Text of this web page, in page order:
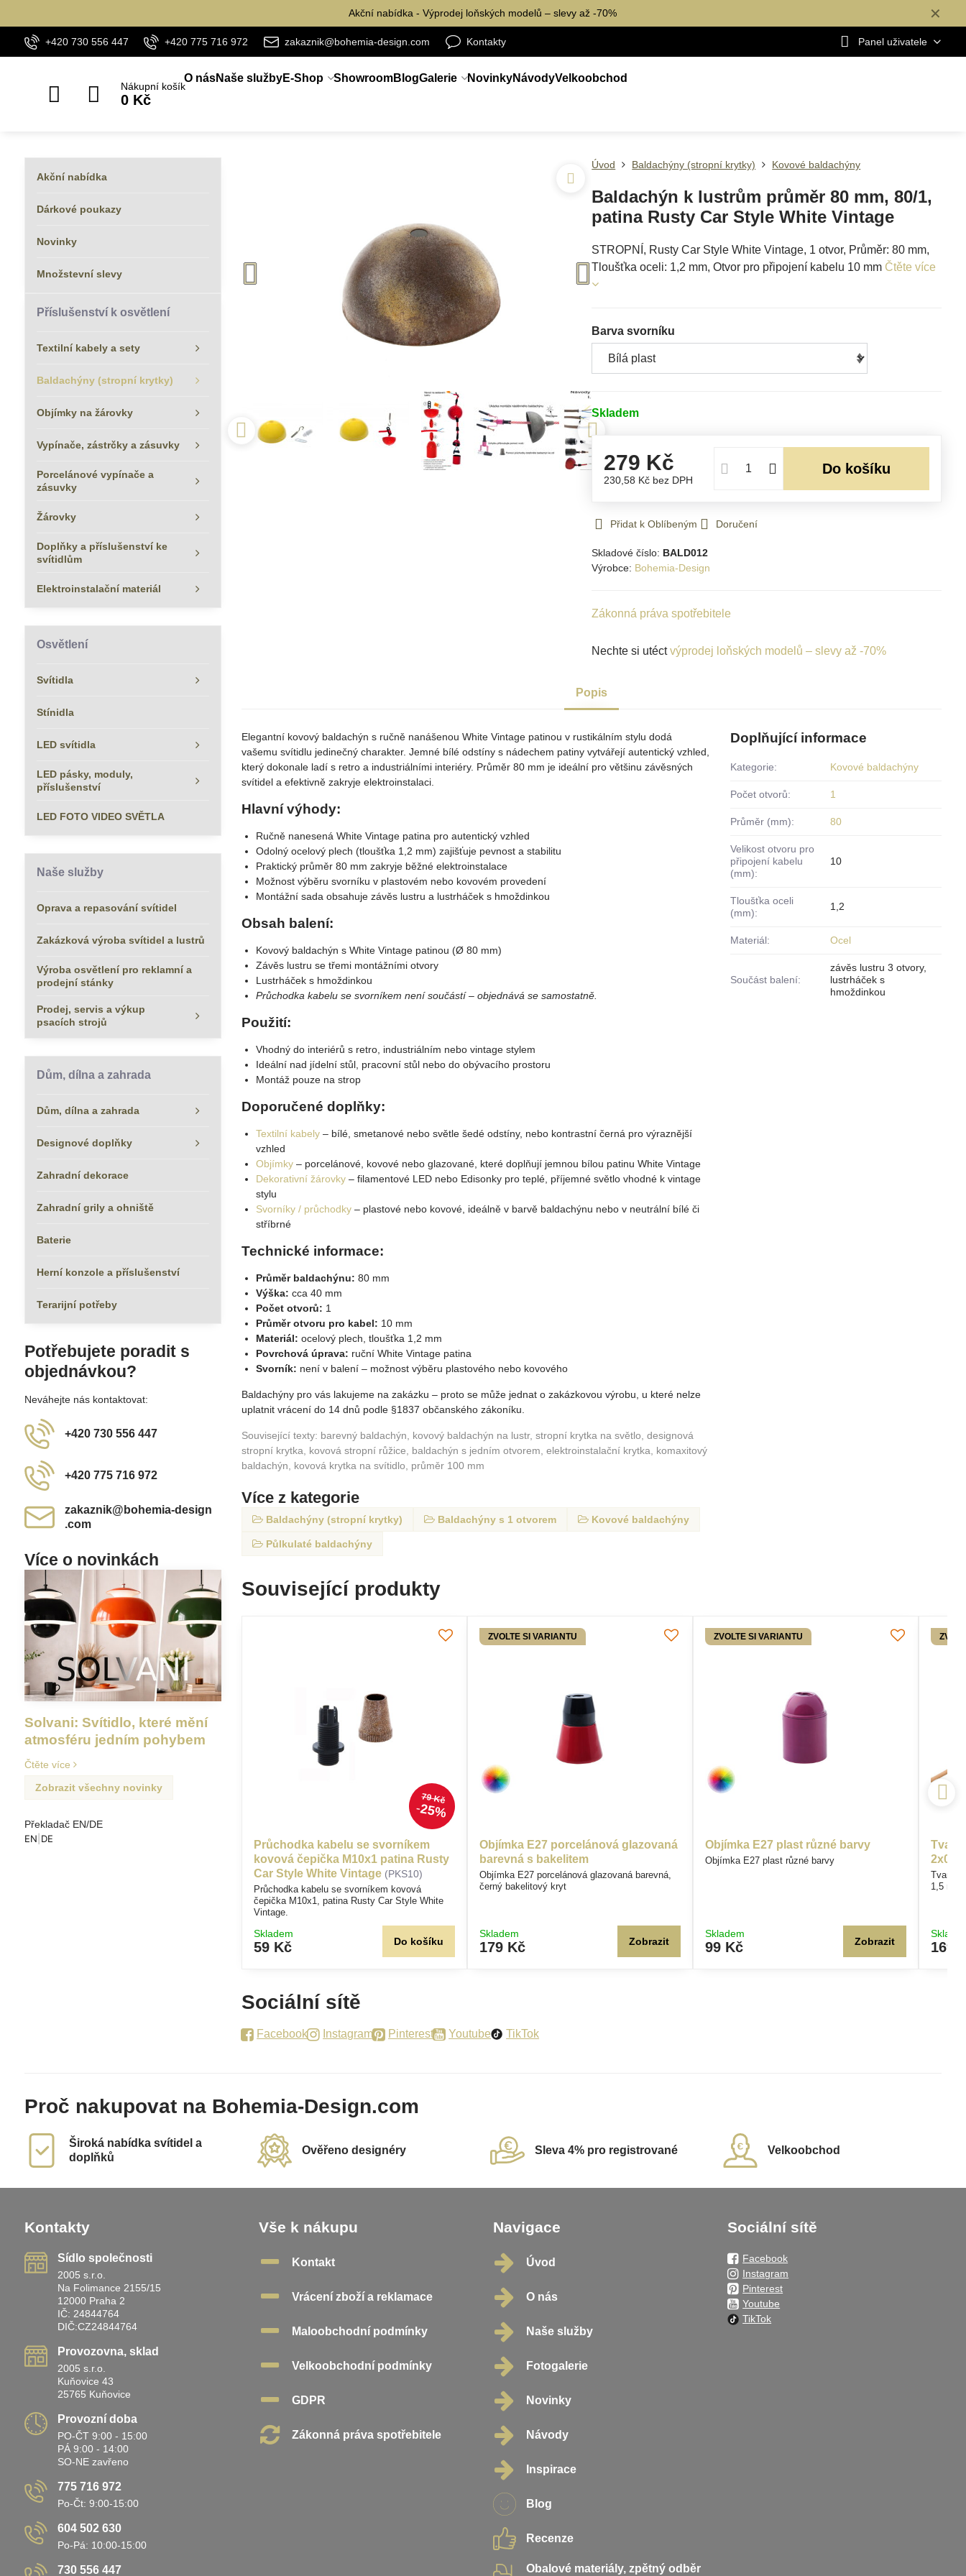
✕
Akční nabídka - Výprodej loňských modelů – slevy až -70%
+420 730 556 447 +420 775 716 972 zakaznik@bohemia-design.com Kontakty Panel uživatele
Nákupní košík
0 Kč
O násNaše službyE-Shop ShowroomBlogGalerie NovinkyNávodyVelkoobchod
Úvod Baldachýny (stropní krytky) Kovové baldachýny
Baldachýn k lustrům průměr 80 mm, 80/1,
patina Rusty Car Style White Vintage
STROPNÍ, Rusty Car Style White Vintage, 1 otvor, Průměr: 80 mm,
Tloušťka oceli: 1,2 mm, Otvor pro připojení kabelu 10 mm Čtěte více
Barva svorníku
Skladem
279 Kč
230,58 Kč bez DPH
Do košíku
Přidat k Oblíbeným Doručení
Skladové číslo: BALD012
Výrobce: Bohemia-Design
Zákonná práva spotřebitele
Nechte si utéctvýprodej loňských modelů – slevy až -70%
Popis
Elegantní kovový baldachýn s ručně nanášenou White Vintage patinou v rustikálním stylu dodá
vašemu svítidlu jedinečný charakter. Jemné bílé odstíny s nádechem patiny vytvářejí autentický vzhled,
který dokonale ladí s retro a industriálními interiéry. Průměr 80 mm je ideální pro většinu závěsných
svítidel a efektivně zakryje elektroinstalaci.
Hlavní výhody:
Ručně nanesená White Vintage patina pro autentický vzhled
Odolný ocelový plech (tloušťka 1,2 mm) zajišťuje pevnost a stabilitu
Praktický průměr 80 mm zakryje běžné elektroinstalace
Možnost výběru svorníku v plastovém nebo kovovém provedení
Montážní sada obsahuje závěs lustru a lustrháček s hmoždinkou
Obsah balení:
Kovový baldachýn s White Vintage patinou (Ø 80 mm)
Závěs lustru se třemi montážními otvory
Lustrháček s hmoždinkou
Průchodka kabelu se svorníkem není součástí – objednává se samostatně.
Použití:
Vhodný do interiérů s retro, industriálním nebo vintage stylem
Ideální nad jídelní stůl, pracovní stůl nebo do obývacího prostoru
Montáž pouze na strop
Doporučené doplňky:
Textilní kabely – bílé, smetanové nebo světle šedé odstíny, nebo kontrastní černá pro výraznější
vzhled
Objímky – porcelánové, kovové nebo glazované, které doplňují jemnou bílou patinu White Vintage
Dekorativní žárovky – filamentové LED nebo Edisonky pro teplé, příjemné světlo vhodné k vintage
stylu
Svorníky / průchodky – plastové nebo kovové, ideálně v barvě baldachýnu nebo v neutrální bílé či
stříbrné
Technické informace:
Průměr baldachýnu: 80 mm
Výška: cca 40 mm
Počet otvorů: 1
Průměr otvoru pro kabel: 10 mm
Materiál: ocelový plech, tloušťka 1,2 mm
Povrchová úprava: ruční White Vintage patina
Svorník: není v balení – možnost výběru plastového nebo kovového
Baldachýny pro vás lakujeme na zakázku – proto se může jednat o zakázkovou výrobu, u které nelze
uplatnit vrácení do 14 dnů podle §1837 občanského zákoníku.
Související texty: barevný baldachýn, kovový baldachýn na lustr, stropní krytka na světlo, designová
stropní krytka, kovová stropní růžice, baldachýn s jedním otvorem, elektroinstalační krytka, komaxitový
baldachýn, kovová krytka na svítidlo, průměr 100 mm
Více z kategorie
Baldachýny (stropní krytky) Baldachýny s 1 otvorem Kovové baldachýny
Půlkulaté baldachýny
Doplňující informace
Kategorie: Kovové baldachýny
Počet otvorů: 1
Průměr (mm): 80
Velikost otvoru pro
připojení kabelu
(mm):
10
Tloušťka oceli
(mm):
1,2
Materiál: Ocel
Součást balení:
závěs lustru 3 otvory,
lustrháček s
hmoždinkou
Související produkty
79 Kč
25%
Průchodka kabelu se svorníkem
kovová čepička M10x1 patina Rusty
Car Style White Vintage (PKS10)
Průchodka kabelu se svorníkem kovová
čepička M10x1, patina Rusty Car Style White
Vintage.
Skladem
59 Kč Do košíku
ZVOLTE SI VARIANTU
Objímka E27 porcelánová glazovaná
barevná s bakelitem
Objímka E27 porcelánová glazovaná barevná,
černý bakelitový kryt
Skladem
179 Kč Zobrazit
ZVOLTE SI VARIANTU
Objímka E27 plast různé barvy
Objímka E27 plast různé barvy
Skladem
99 Kč Zobrazit
1,5 m
169
Sociální sítě
Facebook Instagram Pinterest Youtube TikTok
Akční nabídka
Dárkové poukazy
Novinky
Množstevní slevy
Příslušenství k osvětlení
Textilní kabely a sety
Baldachýny (stropní krytky)
Objímky na žárovky
Vypínače, zástrčky a zásuvky
Porcelánové vypínače a
zásuvky
Žárovky
Doplňky a příslušenství ke
svítidlům
Elektroinstalační materiál
Osvětlení
Svítidla
Stínidla
LED svítidla
LED pásky, moduly,
příslušenství
LED FOTO VIDEO SVĚTLA
Naše služby
Oprava a repasování svítidel
Zakázková výroba svítidel a lustrů
Výroba osvětlení pro reklamní a
prodejní stánky
Prodej, servis a výkup
psacích strojů
Dům, dílna a zahrada
Dům, dílna a zahrada
Designové doplňky
Zahradní dekorace
Zahradní grily a ohniště
Baterie
Herní konzole a příslušenství
Terarijní potřeby
Potřebujete poradit s
objednávkou?
Neváhejte nás kontaktovat:
+420 730 556 447
+420 775 716 972
zakaznik​@bohemia-design​
.com
Více o novinkách
Solvani: Svítidlo, které mění
atmosféru jedním pohybem
Čtěte více
Zobrazit všechny novinky
Překladač EN/DE
EN DE
Proč nakupovat na Bohemia-Design.com
Široká nabídka svítidel a
doplňků
Ověřeno designéry Sleva 4% pro registrované Velkoobchod
Kontakty
Sídlo společnosti
2005 s.r.o.
Na Folimance 2155/15
12000 Praha 2
IČ: 24844764
DIČ:CZ24844764
Provozovna, sklad
2005 s.r.o.
Kuňovice 43
25765 Kuňovice
Provozní doba
PO-ČT 9:00 - 15:00
PÁ 9:00 - 14:00
SO-NE zavřeno
775 716 972
Po-Čt: 9:00-15:00
604 502 630
Po-Pá: 10:00-15:00
730 556 447
Vše k nákupu
Kontakt
Vrácení zboží a reklamace
Maloobchodní podmínky
Velkoobchodní podmínky
GDPR
Zákonná práva spotřebitele
Navigace
Úvod
O nás
Naše služby
Fotogalerie
Novinky
Návody
Inspirace
Blog
Recenze
Obalové materiály, zpětný odběr
Sociální sítě
Facebook
Instagram
Pinterest
Youtube
TikTok